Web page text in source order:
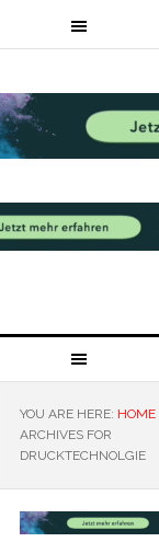
YOU ARE HERE: HOME
ARCHIVES FOR
DRUCKTECHNOLGIE